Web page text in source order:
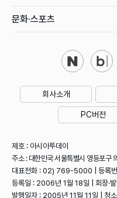
문화·스포츠
회사소개
PC버전
제호 : 아시아투데이
주소 : 대한민국 서울특별시 영등포구
대표전화 : 02) 769-5000 | 등록
등록일 : 2006년 1월 18일 | 회장·발
발행일자 : 2005년 11월 11일 | 청소